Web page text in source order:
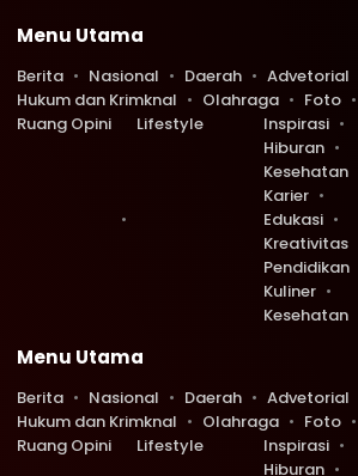
Menu Utama
Berita Nasional Daerah
Advetorial
Hukum dan Krimknal
Olahraga Foto
Ruang Opini
Lifestyle
Inspirasi
Hiburan
Kesehatan
Karier
Edukasi
Kreativitas
Pendidikan
Kuliner
Kesehatan
Menu Utama
Berita Nasional Daerah
Advetorial
Hukum dan Krimknal
Olahraga Foto
Ruang Opini
Lifestyle
Inspirasi
Hiburan